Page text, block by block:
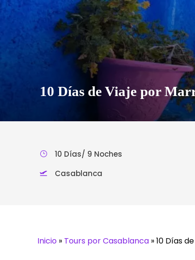
10 Días de Viaje por
10 Días/ 9 Noches
Casablanca
Inicio » Tours por Casablanca »10 Días